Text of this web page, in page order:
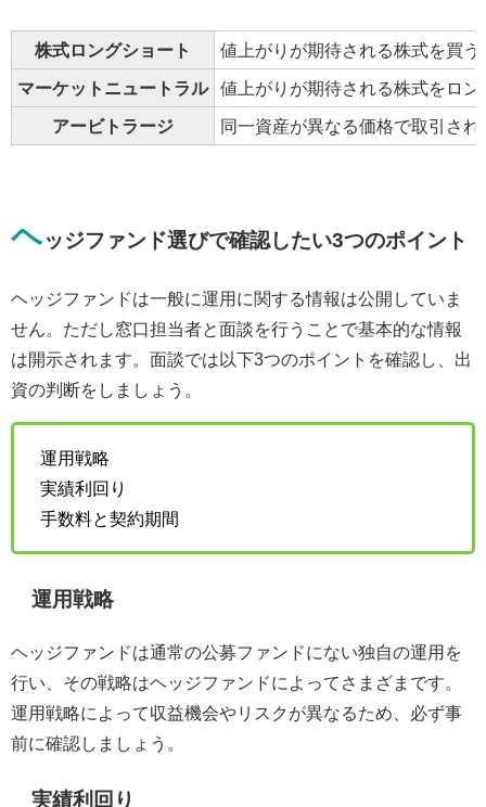
株式ロングショート 値上がりが期待される株式を買
マーケットニュートラル 値上がりが期待される株式をロ
アービトラージ 同一資産が異なる価格で取引さ
ヘッジファンド選びで確認したい3つのポイント
ヘッジファンドは一般に運用に関する情報は公開していま
せん。ただし窓口担当者と面談を行うことで基本的な情報
は開示されます。面談では以下3つのポイントを確認し、出
資の判断をしましょう。
運用戦略
実績利回り
手数料と契約期間
運用戦略
ヘッジファンドは通常の公募ファンドにない独自の運用を
行い、その戦略はヘッジファンドによってさまざまです。
運用戦略によって収益機会やリスクが異なるため、必ず事
前に確認しましょう。
実績利回り